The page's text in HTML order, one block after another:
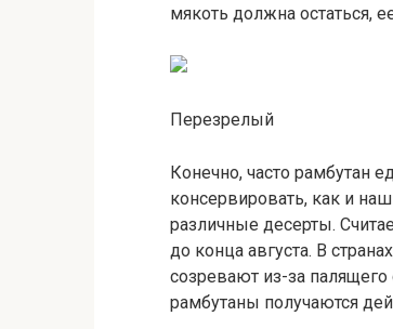
мякоть должна остаться,
Перезрелый
Конечно, часто рамбутан
консервировать, как и
различные десерты.
до конца августа. В
созревают из-за
рамбутаны получаются